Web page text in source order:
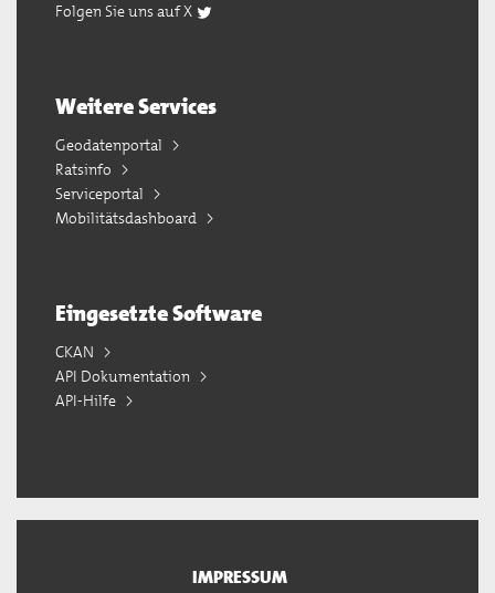
Folgen Sie uns auf X
Weitere Services
Geodatenportal
Ratsinfo
Serviceportal
Mobilitätsdashboard
Eingesetzte Software
CKAN
API Dokumentation
API-Hilfe
IMPRESSUM